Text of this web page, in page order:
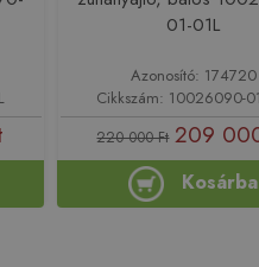
01-01L
Azonosító: 174720
Cikkszám: 10026090-
220 000 Ft 209
Kosárba